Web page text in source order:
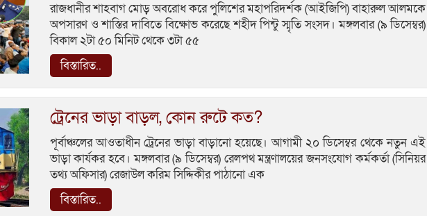
রাজধানীর শাহবাগ মোড় অবরোধ করে পুলিশের মহাপরিদর্শক (আইজিপি) বাহারুল আলমকে
অপসারণ ও শাস্তির দাবিতে বিক্ষোভ করেছে শহীদ পিন্টু স্মৃতি সংসদ। মঙ্গলবার (৯ ডিসেম্বর)
বিকাল ২টা ৫০ মিনিট থেকে ৩টা ৫৫
বিস্তারিত..
ট্রেনের ভাড়া বাড়ল, কোন রুটে কত?
পূর্বাঞ্চলের আওতাধীন ট্রেনের ভাড়া বাড়ানো হয়েছে। আগামী ২০ ডিসেম্বর থেকে নতুন এই
ভাড়া কার্যকর হবে। মঙ্গলবার (৯ ডিসেম্বর) রেলপথ মন্ত্রণালয়ের জনসংযোগ কর্মকর্তা (সিনিয়র
তথ্য অফিসার) রেজাউল করিম সিদ্দিকীর পাঠানো এক
বিস্তারিত..